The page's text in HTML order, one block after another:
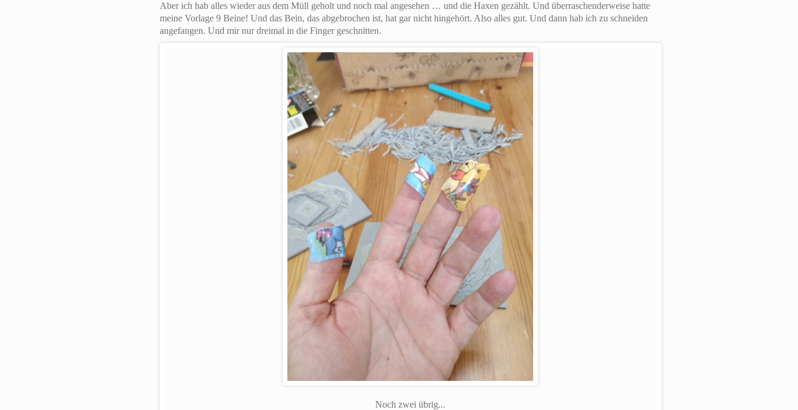
Aber ich hab alles wieder aus dem Müll geholt und noch mal angesehen … und die Haxen gezählt. Und überraschenderweise hatte
meine Vorlage 9 Beine! Und das Bein, das abgebrochen ist, hat gar nicht hingehört. Also alles gut. Und dann hab ich zu schneiden
angefangen. Und mir nur dreimal in die Finger geschnitten.
Noch zwei übrig...